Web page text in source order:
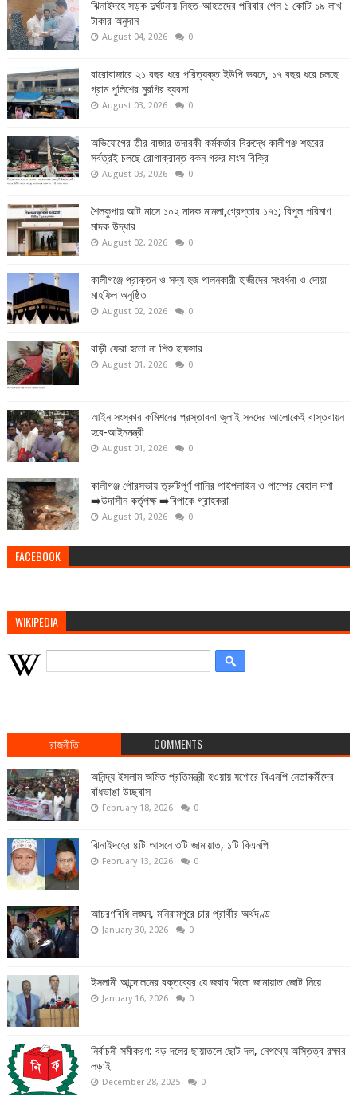
ঝিনাইদহে সড়ক দুর্ঘটনায় নিহত-আহতদের পরিবার পেল ১ কোটি ১৯ লাখ
টাকার অনুদান
August 04, 2026 0
বারোবাজারে ২১ বছর ধরে পরিত্যক্ত ইউপি ভবনে, ১৭ বছর ধরে চলছে
গ্রাম পুলিশের মুরগির ব্যবসা
August 03, 2026 0
অভিযোগের তীর বাজার তদারকী কর্মকর্তার বিরুদ্ধে কালীগঞ্জ শহরের
সর্বত্রই চলছে রোগাক্রান্ত বকন গরুর মাংস বিক্রি
August 03, 2026 0
শৈলকুপায় আট মাসে ১০২ মাদক মামলা,গ্রেপ্তার ১৭১; বিপুল পরিমাণ
মাদক উদ্ধার
August 02, 2026 0
কালীগঞ্জে প্রাক্তন ও সদ্য হজ পালনকারী হাজীদের সংবর্ধনা ও দোয়া
মাহফিল অনুষ্ঠিত
August 02, 2026 0
বাড়ী ফেরা হলো না শিশু হাফসার
August 01, 2026 0
আইন সংস্কার কমিশনের প্রস্তাবনা জুলাই সনদের আলোকেই বাস্তবায়ন
হবে-আইনমন্ত্রী
August 01, 2026 0
কালীগঞ্জ পৌরসভায় ত্রুটিপূর্ণ পানির পাইপলাইন ও পাম্পের বেহাল দশা
➡️উদাসীন কর্তৃপক্ষ ➡️বিপাকে গ্রাহকরা
August 01, 2026 0
FACEBOOK
WIKIPEDIA
রাজনীতি COMMENTS
অনিন্দ্য ইসলাম অমিত প্রতিমন্ত্রী হওয়ায় যশোরে বিএনপি নেতাকর্মীদের
বাঁধভাঙা উচ্ছ্বাস
February 18, 2026 0
ঝিনাইদহের ৪টি আসনে ৩টি জামায়াত, ১টি বিএনপি
February 13, 2026 0
আচরণবিধি লঙ্ঘন, মনিরামপুরে চার প্রার্থীর অর্থদণ্ড
January 30, 2026 0
ইসলামী আন্দোলনের বক্তব্যের যে জবাব দিলো জামায়াত জোট নিয়ে
January 16, 2026 0
নির্বাচনী সমীকরণ: বড় দলের ছায়াতলে ছোট দল, নেপথ্যে অস্তিত্ব রক্ষার
লড়াই
December 28, 2025 0